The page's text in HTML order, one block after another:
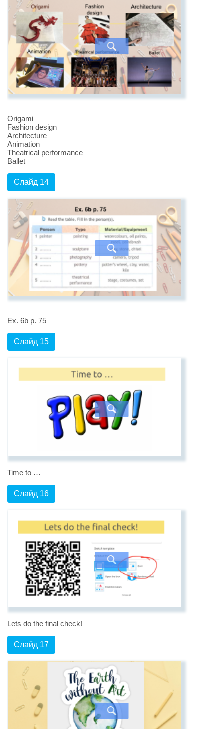
Origami
Fashion design
Architecture
Animation
Theatrical performance
Ballet
Слайд 14
Ex. 6b p. 75
Слайд 15
Time to …
Слайд 16
Lets do the final check!
Слайд 17